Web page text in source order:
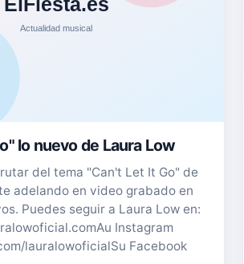
lo nuevo de Laura Low
del tema "Can't Let It Go" de
adelando en video grabado en
Puedes seguir a Laura Low en:
Instagram
lauralowoficialSu Facebook